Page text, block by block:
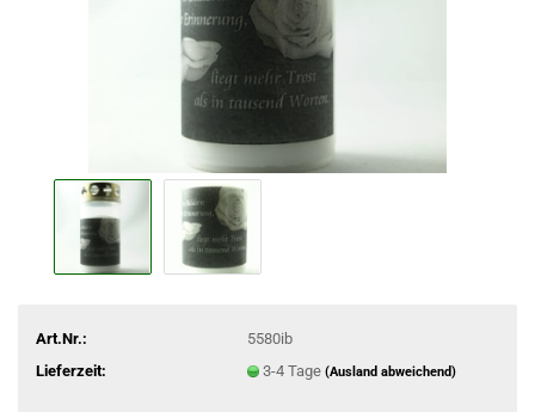
Art.Nr.:
5580ib
Lieferzeit:
3-4 Tage (Ausland abweichend)